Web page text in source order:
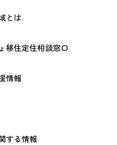
とは
移住定住相談窓口
情報
する情報